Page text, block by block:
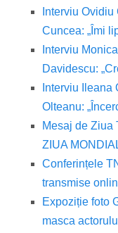
Interviu
Cuncea: „Îmi
Interviu
Davidescu:
Interviu Ileana
Olteanu:
Mesaj de Ziua
ZIUA
Conferințele
transmise
Expoziție foto
masca